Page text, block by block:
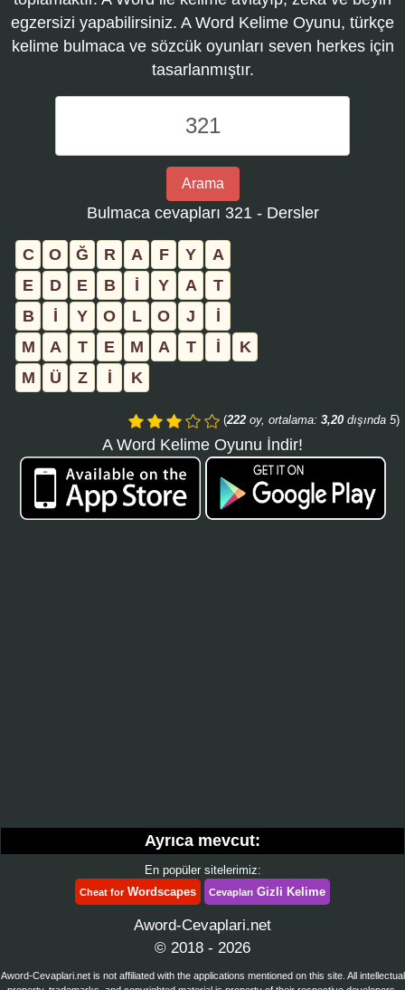
egzersizi yapabilirsiniz. A Word Kelime Oyunu, türkçe
kelime bulmaca ve sözcük oyunları seven herkes için
tasarlanmıştır.
Word
Kelime
Oyunu
bulmaca
girin
ve
aramayı
tıklayın:
Arama
Bulmaca cevapları 321 - Dersler
C O Ğ R A F Y
A
E
D E B İ Y A
T
B
İ Y O L O J
İ
M
A T E M A T İ
K
M
Ü Z İ K
(222 oy, ortalama: 3,20 dışında 5)
A Word Kelime Oyunu İndir!
Ayrıca mevcut:
En popüler sitelerimiz:
Cheat forWordscapes Cevapları Gizli Kelime
Aword-Cevaplari.net
© 2018 - 2026
Aword-Cevaplari.net is not affiliated with the applications mentioned on this site. All intellectual